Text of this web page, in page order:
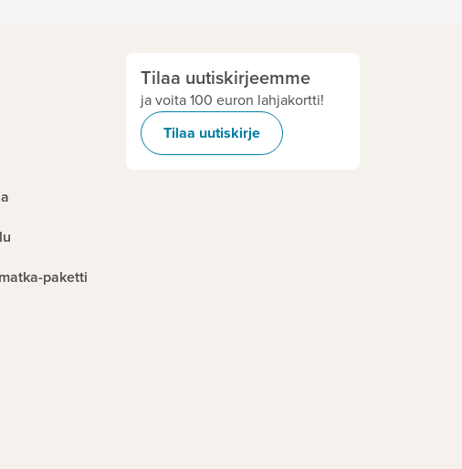
paketti
Tilaa uutiskirjeemme
ja voita 100 euron lahjakortti!
Tilaa uutiskirje